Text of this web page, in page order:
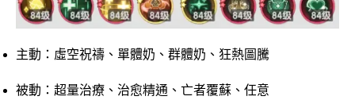
主動：虛空祝禱、單體奶、群體奶、狂熱圖騰
被動：超量治療、治愈精通、亡者覆蘇、任意